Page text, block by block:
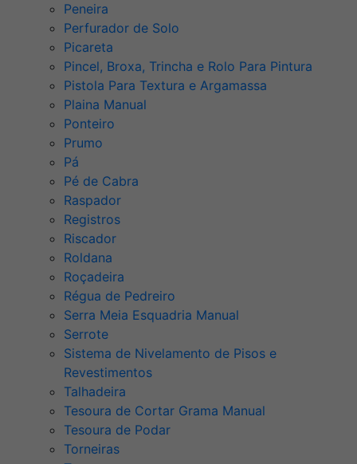
Peneira
Perfurador de Solo
Picareta
Pincel, Broxa, Trincha e Rolo Para Pintura
Pistola Para Textura e Argamassa
Plaina Manual
Ponteiro
Prumo
Pá
Pé de Cabra
Raspador
Registros
Riscador
Roldana
Roçadeira
Régua de Pedreiro
Serra Meia Esquadria Manual
Serrote
Sistema de Nivelamento de Pisos e
Revestimentos
Talhadeira
Tesoura de Cortar Grama Manual
Tesoura de Podar
Torneiras